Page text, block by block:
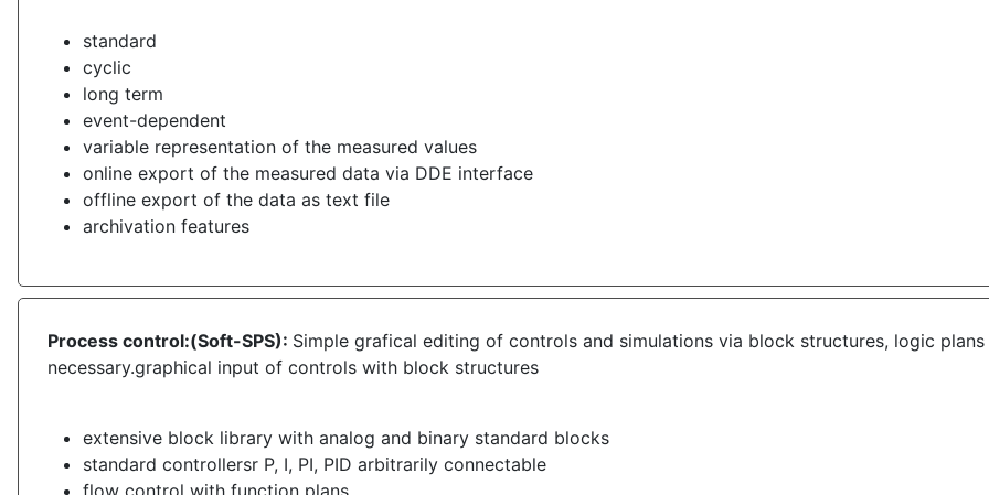
standard
cyclic
long term
event-dependent
variable representation of the measured values
online export of the measured data via DDE interface
offline export of the data as text file
archivation features
Process control:(Soft-SPS): Simple grafical editing of controls and simulations via block structures, logic plans
necessary.graphical input of controls with block structures
extensive block library with analog and binary standard blocks
standard controllersr P, I, PI, PID arbitrarily connectable